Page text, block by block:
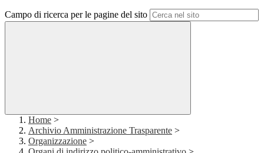
Campo di ricerca per le pagine del sito
Home >
Archivio Amministrazione Trasparente >
Organizzazione >